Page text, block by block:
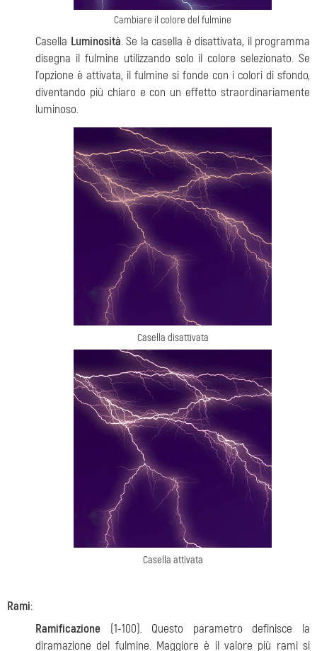
Cambiare il colore del fulmine
Casella Luminosità. Se la casella è disattivata, il programma
disegna il fulmine utilizzando solo il colore selezionato. Se
l'opzione è attivata, il fulmine si fonde con i colori di sfondo,
diventando più chiaro e con un effetto straordinariamente
luminoso.
Casella disattivata
Casella attivata
Rami:
Ramificazione (1-100). Questo parametro definisce la
diramazione del fulmine. Maggiore è il valore più rami si